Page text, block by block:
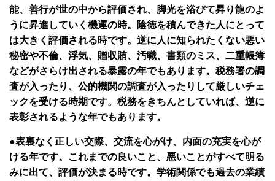
能、善行が世の中から評価され、脚光を浴びて昇り龍のよ
うに昇進していく機運の時。陰徳を積んできた人にとって
は大きく評価される時です。逆に人に知られたくない悪い
秘密や不倫、浮気、贈収賄、汚職、書類のミス、二重帳簿
などがさらけ出される暴露の年でもあります。税務署の調
査が入ったり、公的機関の調査が入ったりして厳しいチェ
ックを受ける時期です。税務をきちんとしていれば、逆に
表彰されるような年でもあります。
●表裏なく正しい交際、交流を心がけ、内面の充実を心が
ける年です。これまでの良いこと、悪いことがすべて明る
みに出て、評価が決まる時です。学術関係でも過去の業績